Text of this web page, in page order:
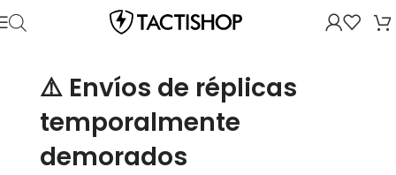
⚠️ Envíos de réplicas
temporalmente
demorados